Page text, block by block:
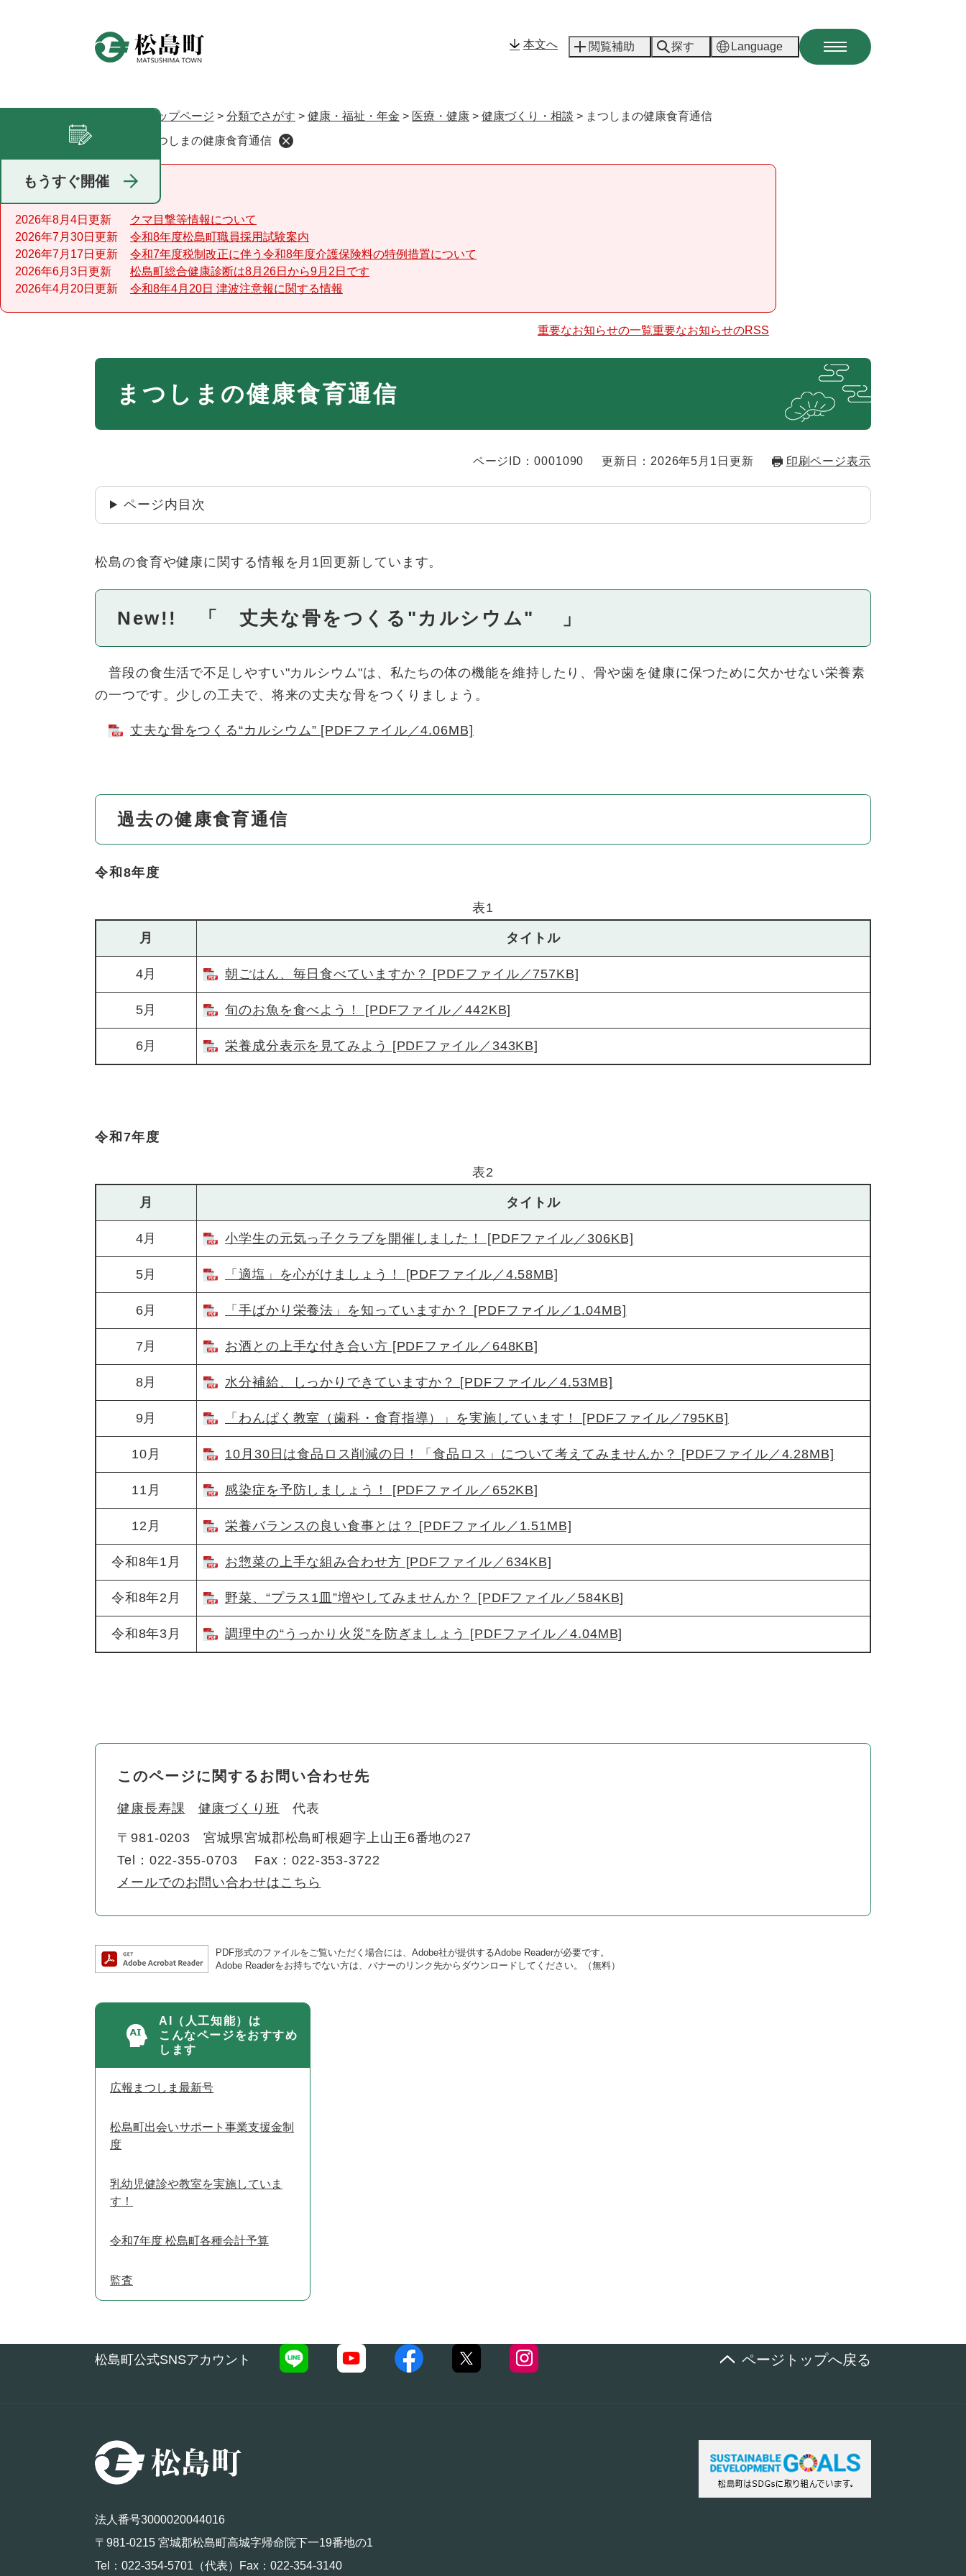
で
本文へ 閲覧補助 探す Language
トップページ > 分類でさがす > 健康・福祉・年金 > 医療・健康 > 健康づくり・相談 > まつしまの健康食育通信
まつしまの健康食育通信
重要なお知らせ
2026年8月4日更新
クマ目撃等情報について
2026年7月30日更新
令和8年度松島町職員採用試験案内
2026年7月17日更新
令和7年度税制改正に伴う令和8年度介護保険料の特例措置について
2026年6月3日更新
松島町総合健康診断は8月26日から9月2日です
2026年4月20日更新
令和8年4月20日 津波注意報に関する情報
重要なお知らせの一覧重要なお知らせのRSS
まつしまの健康食育通信
ページID：0001090 更新日：2026年5月1日更新 印刷ページ表示
ページ内目次
松島の食育や健康に関する情報を月1回更新しています。
New!! 「 丈夫な骨をつくる"カルシウム" 」
普段の食生活で不足しやすい"カルシウム"は、私たちの体の機能を維持したり、骨や歯を健康に保つために欠かせない栄養素
の一つです。少しの工夫で、将来の丈夫な骨をつくりましょう。
丈夫な骨をつくる“カルシウム” [PDFファイル／4.06MB]
過去の健康食育通信
令和8年度
表1
月 タイトル
4月 朝ごはん、毎日食べていますか？ [PDFファイル／757KB]
5月 旬のお魚を食べよう！ [PDFファイル／442KB]
6月 栄養成分表示を見てみよう [PDFファイル／343KB]
令和7年度
表2
月 タイトル
4月 小学生の元気っ子クラブを開催しました！ [PDFファイル／306KB]
5月 「適塩」を心がけましょう！ [PDFファイル／4.58MB]
6月 「手ばかり栄養法」を知っていますか？ [PDFファイル／1.04MB]
7月 お酒との上手な付き合い方 [PDFファイル／648KB]
8月 水分補給、しっかりできていますか？ [PDFファイル／4.53MB]
9月 「わんぱく教室（歯科・食育指導）」を実施しています！ [PDFファイル／795KB]
10月 10月30日は食品ロス削減の日！「食品ロス」について考えてみませんか？ [PDFファイル／4.28MB]
11月 感染症を予防しましょう！ [PDFファイル／652KB]
12月 栄養バランスの良い食事とは？ [PDFファイル／1.51MB]
令和8年1月 お惣菜の上手な組み合わせ方 [PDFファイル／634KB]
令和8年2月 野菜、“プラス1皿”増やしてみませんか？ [PDFファイル／584KB]
令和8年3月 調理中の“うっかり火災”を防ぎましょう [PDFファイル／4.04MB]
このページに関するお問い合わせ先
健康長寿課 健康づくり班 代表
〒981-0203
宮城県宮城郡松島町根廻字上山王6番地の27
Tel：022-355-0703
Fax：022-353-3722
メールでのお問い合わせはこちら
PDF形式のファイルをご覧いただく場合には、Adobe社が提供するAdobe Readerが必要です。
Adobe Readerをお持ちでない方は、バナーのリンク先からダウンロードしてください。（無料）
もうすぐ開催
AI（人工知能）は
こんなページをおすすめ
します
広報まつしま最新号
松島町出会いサポート事業支援金制
度
乳幼児健診や教室を実施していま
す！
令和7年度 松島町各種会計予算
監査
松島町公式SNSアカウント ページトップへ戻る
法人番号3000020044016
〒981-0215 宮城郡松島町高城字帰命院下一19番地の1
Tel：022-354-5701（代表）Fax：022-354-3140